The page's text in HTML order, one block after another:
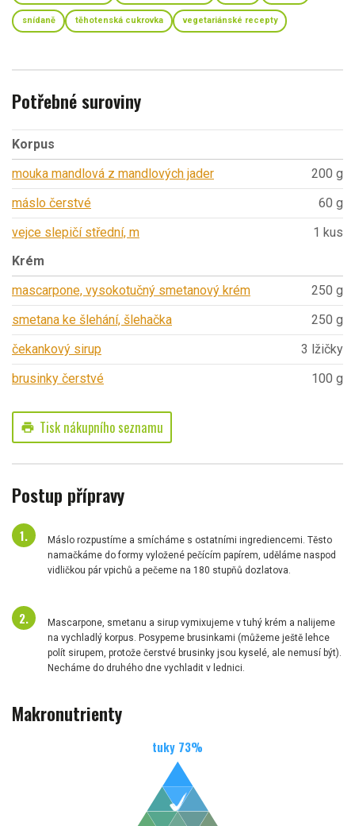
snídaně těhotenská cukrovka vegetariánské recepty
Potřebné suroviny
Korpus
mouka mandlová z mandlových jader
200 g
máslo čerstvé
60 g
vejce slepičí střední, m
1 kus
Krém
mascarpone, vysokotučný smetanový krém
250 g
smetana ke šlehání, šlehačka
250 g
čekankový sirup
3 lžičky
brusinky čerstvé
100 g
print Tisk nákupního seznamu
Postup přípravy
Máslo rozpustíme a smícháme s ostatními ingrediencemi. Těsto
namačkáme do formy vyložené pečícím papírem, uděláme naspod
vidličkou pár vpichů a pečeme na 180 stupňů dozlatova.
Mascarpone, smetanu a sirup vymixujeme v tuhý krém a nalijeme
na vychladlý korpus. Posypeme brusinkami (můžeme ještě lehce
polít sirupem, protože čerstvé brusinky jsou kyselé, ale nemusí být).
Necháme do druhého dne vychladit v lednici.
Makronutrienty
tuky 73%